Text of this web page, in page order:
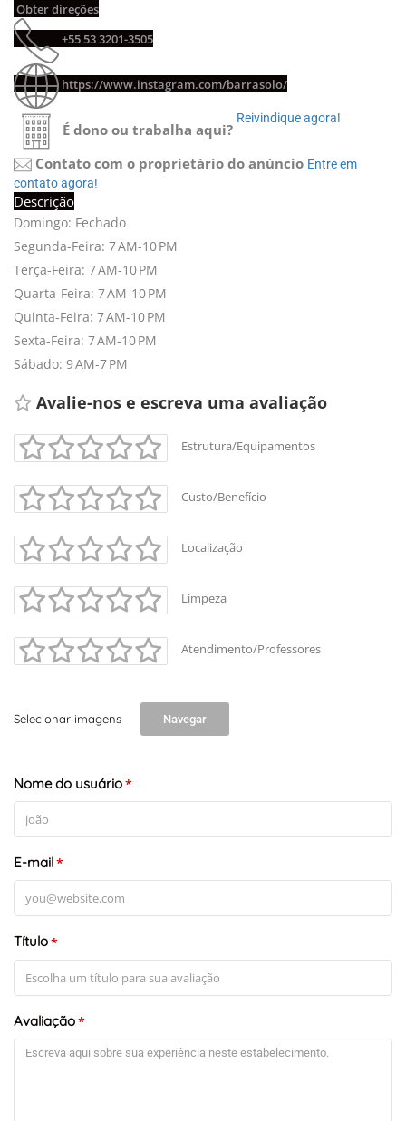
+-
Leaflet
Obter direções
+55 53 3201-3505
https://www.instagram.com/barrasolo/
É dono ou trabalha aqui?
Reivindique agora!
Contato com o proprietário do anúncio Entre em
contato agora!
Descrição
Domingo: Fechado
Segunda-Feira: 7 AM-10 PM
Terça-Feira: 7 AM-10 PM
Quarta-Feira: 7 AM-10 PM
Quinta-Feira: 7 AM-10 PM
Sexta-Feira: 7 AM-10 PM
Sábado: 9 AM-7 PM
Avalie-nos e escreva uma avaliação
Estrutura/Equipamentos
Custo/Benefício
Localização
Limpeza
Atendimento/Professores
Selecionar imagens Navegar
Nome do usuário*
E-mail*
Título*
Avaliação*